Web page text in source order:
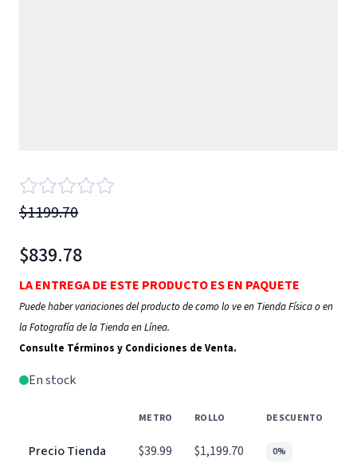
$1199.70
$839.78
LA ENTREGA DE ESTE PRODUCTO ES EN PAQUETE
Puede haber variaciones del producto de como lo ve en Tienda Física o en
la Fotografía de la Tienda en Línea.
Consulte Términos y Condiciones de Venta.
En stock
METRO ROLLO DESCUENTO
Precio Tienda $39.99 $1,199.70 0%